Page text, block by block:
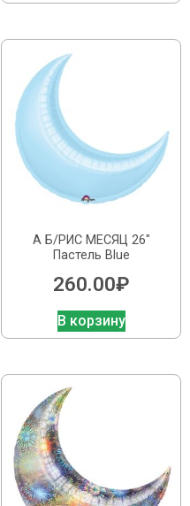
А Б/РИС МЕСЯЦ 26″
Пастель Blue
260.00₽
В корзину